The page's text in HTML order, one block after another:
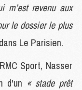
m’est revenu aux
le dossier le plus
Le Parisien.
Sport, Nasser
d'un « stade prêt